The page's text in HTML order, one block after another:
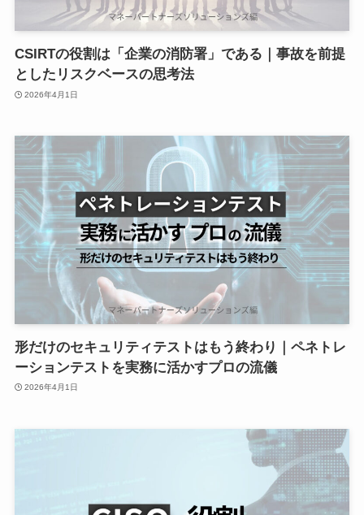
CSIRTの役割は「企業の消防署」である｜事故を前提
としたリスクベースの思考法
2026年4月1日
形だけのセキュリティテストはもう終わり｜ペネトレ
ーションテストを実務に活かすプロの流儀
2026年4月1日